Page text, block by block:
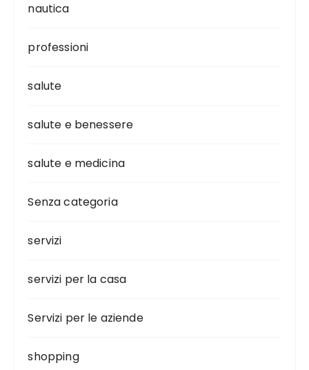
nautica
professioni
salute
salute e benessere
salute e medicina
Senza categoria
servizi
servizi per la casa
Servizi per le aziende
shopping